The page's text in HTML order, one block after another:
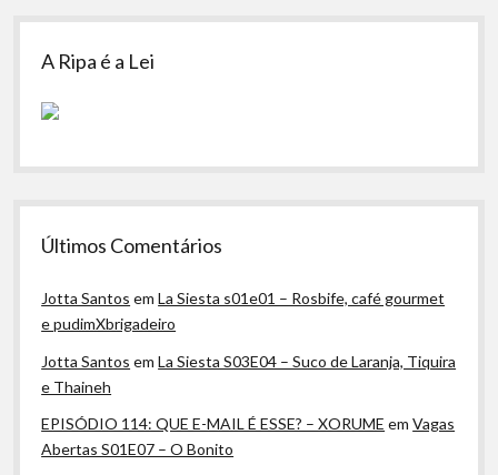
A Ripa é a Lei
Últimos Comentários
Jotta Santos emLa Siesta s01e01 – Rosbife, café gourmet
e pudimXbrigadeiro
Jotta Santos emLa Siesta S03E04 – Suco de Laranja, Tiquira
e Thaineh
EPISÓDIO 114: QUE E-MAIL É ESSE? – XORUME emVagas
Abertas S01E07 – O Bonito